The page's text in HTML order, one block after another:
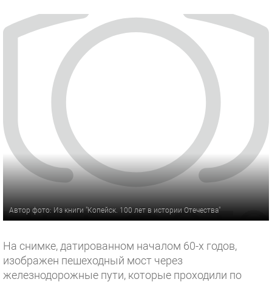
Автор фото: Из книги "Копейск. 100 лет в истории Отечества"
На снимке, датированном началом 60-х годов,
изображен пешеходный мост через
железнодорожные пути, которые проходили по